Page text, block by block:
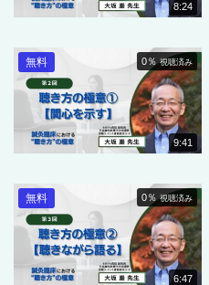
8:24
9:41
0％視聴済み
無料
6:47
0％視聴済み
無料